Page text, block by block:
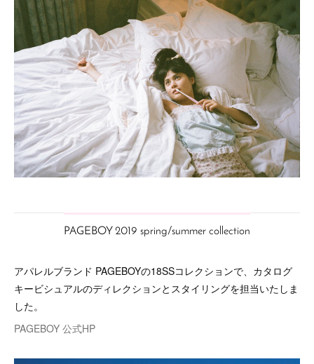
PAGEBOY 2019 spring/summer collection
アパレルブランド PAGEBOYの18SSコレクションで、カタログ
キービシュアルのディレクションとスタイリングを担当いたしま
した。
PAGEBOY 公式HP